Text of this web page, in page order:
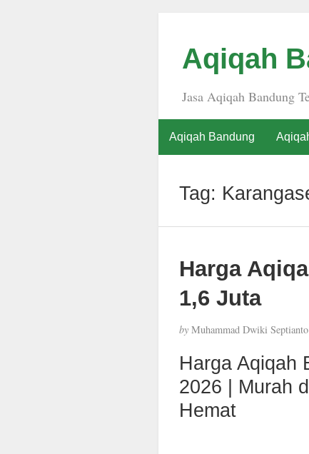
Aqiqah
Jasa Aqiqah Bandung
Aqiqah Bandung
Tag:
Harga
1,6 Juta
byMuhammad Dwiki Septianto
Harga Aqiqah
2026 | Murah
Hemat